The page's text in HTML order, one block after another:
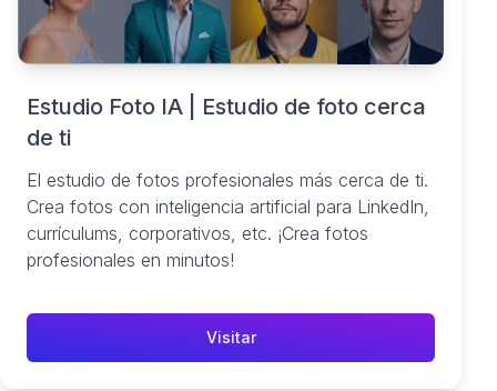
Estudio Foto IA | Estudio de foto cerca
de ti
El estudio de fotos profesionales más cerca de ti.
Crea fotos con inteligencia artificial para LinkedIn,
currículums, corporativos, etc. ¡Crea fotos
profesionales en minutos!
Visitar